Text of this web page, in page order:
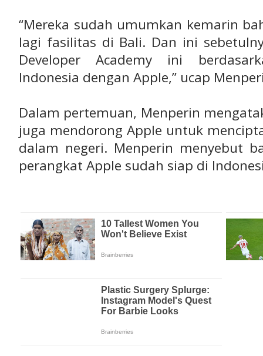
“Mereka sudah umumkan kemarin
lagi fasilitas di Bali. Dan ini
Developer Academy ini
Indonesia dengan Apple,” ucap
Dalam pertemuan, Menperin
juga mendorong Apple untuk
dalam negeri. Menperin menyebut
perangkat Apple sudah siap di